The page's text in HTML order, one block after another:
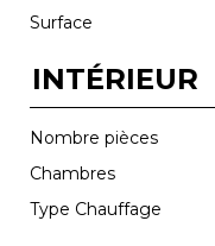
Surface
INTÉRIEUR
Nombre pièces
Chambres
Type Chauffage